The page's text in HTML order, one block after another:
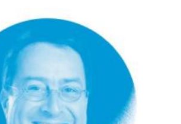
t
r
l
)